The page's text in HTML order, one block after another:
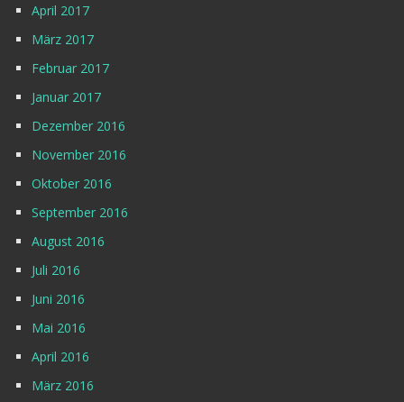
April 2017
März 2017
Februar 2017
Januar 2017
Dezember 2016
November 2016
Oktober 2016
September 2016
August 2016
Juli 2016
Juni 2016
Mai 2016
April 2016
März 2016